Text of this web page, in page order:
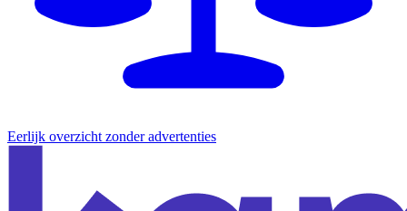
Eerlijk overzicht zonder advertenties